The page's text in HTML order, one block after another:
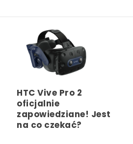
HTC Vive Pro 2
oficjalnie
zapowiedziane! Jest
na co czekać?